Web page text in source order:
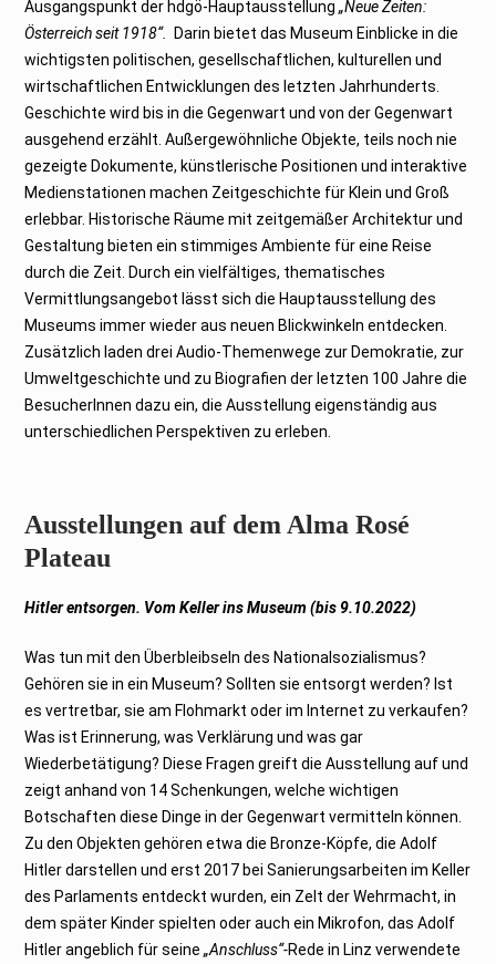
Ausgangspunkt der hdgö-Hauptausstellung„Neue Zeiten:
Österreich seit 1918“. Darin bietet das Museum Einblicke in die
wichtigsten politischen, gesellschaftlichen, kulturellen und
wirtschaftlichen Entwicklungen des letzten Jahrhunderts.
Geschichte wird bis in die Gegenwart und von der Gegenwart
ausgehend erzählt. Außergewöhnliche Objekte, teils noch nie
gezeigte Dokumente, künstlerische Positionen und interaktive
Medienstationen machen Zeitgeschichte für Klein und Groß
erlebbar. Historische Räume mit zeitgemäßer Architektur und
Gestaltung bieten ein stimmiges Ambiente für eine Reise
durch die Zeit. Durch ein vielfältiges, thematisches
Vermittlungsangebot lässt sich die Hauptausstellung des
Museums immer wieder aus neuen Blickwinkeln entdecken.
Zusätzlich laden drei Audio-Themenwege zur Demokratie, zur
Umweltgeschichte und zu Biografien der letzten 100 Jahre die
BesucherInnen dazu ein, die Ausstellung eigenständig aus
unterschiedlichen Perspektiven zu erleben.
Ausstellungen auf dem Alma Rosé
Plateau
Hitler entsorgen. Vom Keller ins Museum (bis 9.10.2022)
Was tun mit den Überbleibseln des Nationalsozialismus?
Gehören sie in ein Museum? Sollten sie entsorgt werden? Ist
es vertretbar, sie am Flohmarkt oder im Internet zu verkaufen?
Was ist Erinnerung, was Verklärung und was gar
Wiederbetätigung? Diese Fragen greift die Ausstellung auf und
zeigt anhand von 14 Schenkungen, welche wichtigen
Botschaften diese Dinge in der Gegenwart vermitteln können.
Zu den Objekten gehören etwa die Bronze-Köpfe, die Adolf
Hitler darstellen und erst 2017 bei Sanierungsarbeiten im Keller
des Parlaments entdeckt wurden, ein Zelt der Wehrmacht, in
dem später Kinder spielten oder auch ein Mikrofon, das Adolf
Hitler angeblich für seine„Anschluss“-Rede in Linz verwendete